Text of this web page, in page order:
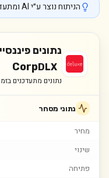
הניתוח נוצר ע״י AI ומתעדכן בזמן אמת
נתונים
CorpDLX
נתונים מתעדכנים
נתוני מסחר
מחיר
שינוי
פתיחה